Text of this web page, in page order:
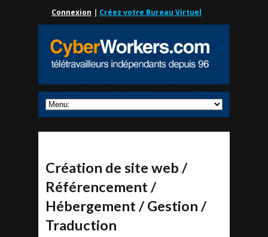
Connexion | Créez votre Bureau Virtuel
Création de site web /
Référencement /
Hébergement / Gestion /
Traduction